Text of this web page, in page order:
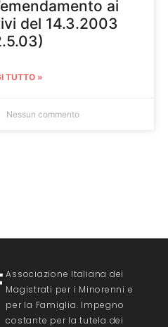
ai
del 14.3.2003
TUTTO »
Nessun commento
Associazione Italiana dei
Magistrati per i Minorenni e
per la Famiglia. Impegno
costante per la tutela dei